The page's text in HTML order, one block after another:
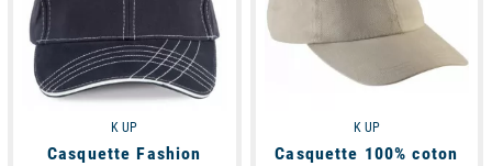
K UP
Casquette Fashion
K UP
Casquette 100% coton